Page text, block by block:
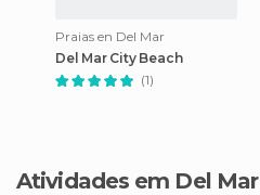
Praias en Del Mar
Del Mar City Beach
(1)
Atividades em Del Mar